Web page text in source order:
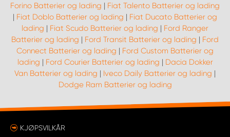
Forino Batterier og lading | Fiat Talento Batterier og lading
| Fiat Doblo Batterier og lading | Fiat Ducato Batterier og
lading | Fiat Scudo Batterier og lading | Ford Ranger
Batterier og lading | Ford Transit Batterier og lading | Ford
Connect Batterier og lading | Ford Custom Batterier og
lading | Ford Courier Batterier og lading | Dacia Dokker
Van Batterier og lading | Iveco Daily Batterier og lading |
Dodge Ram Batterier og lading
KJØPSVILKÅR